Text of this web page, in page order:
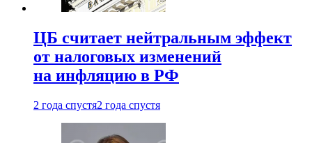
ЦБ считает нейтральным эффект
от налоговых изменений
на инфляцию в РФ
2 года спустя2 года спустя